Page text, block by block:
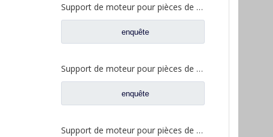
Support de moteur pour pièces de rechange de camion Foton Auman H0101050122A0/H0101050121A0
enquête
Support de moteur pour pièces de rechange de camion Foton Auman H4101050302A0/H4101050301A0
enquête
Support de moteur pour pièces de rechange de camion Foton Auman H4101050202A0